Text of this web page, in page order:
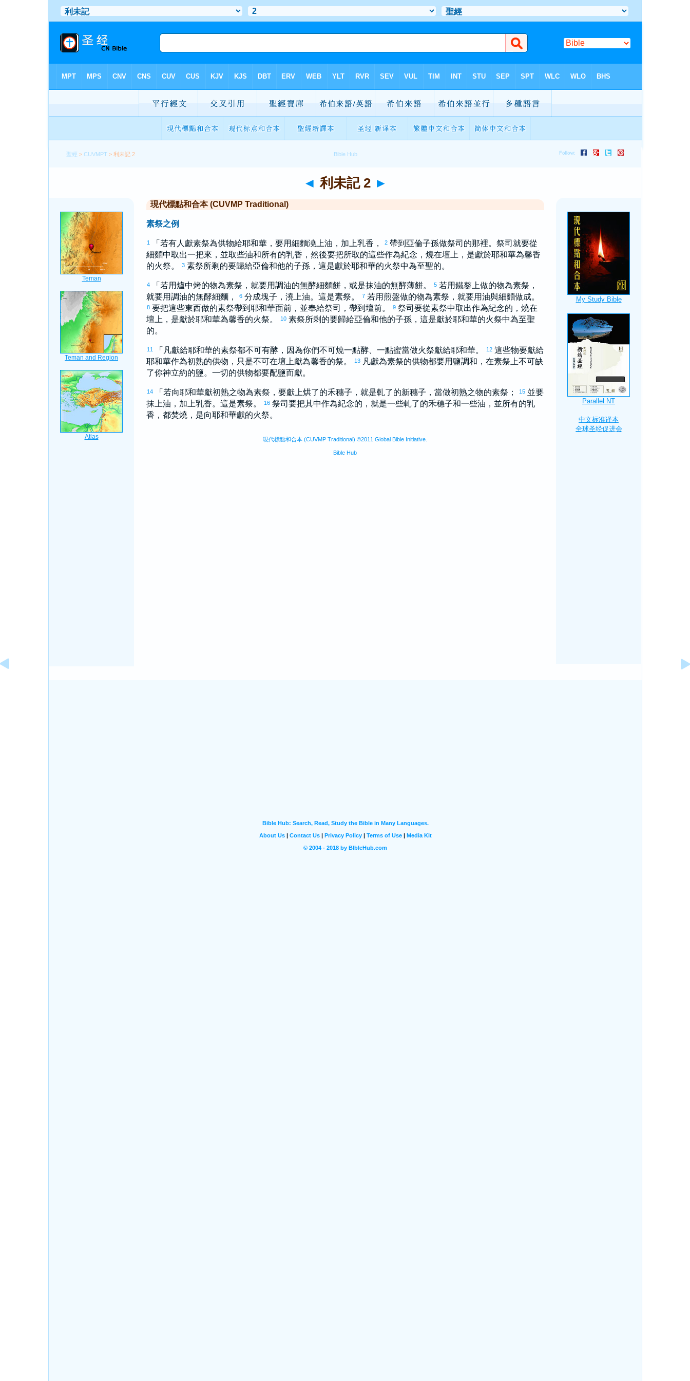
聖經 >CUVMPT > 利未記 2
◄ 利未記 2 ►
現代標點和合本 (CUVMP Traditional)
素祭之例
1 「若有人獻素祭為供物給耶和華，要用細麵澆上油，加上乳香， 2 帶到 亞倫子孫做祭司的那裡。祭司就要從
細麵中取出一把來，並取些油和所有的乳香，然後要把所取的這些作為紀念，燒在壇上，是獻於耶和華為馨香
的火祭。
3 素祭所剩的要歸給亞倫和他的子孫，這是獻於耶和華的火祭中為至聖的。
4 「若用爐中烤的物為素祭，就要用調油的無酵細麵餅，或是抹油的無酵薄餅。 5 若用鐵鏊上做的物為素祭，
就要用調油的無酵細麵，
6 分成塊子，澆上油。這是素祭。 7 若用煎盤做的物為素祭，就要用油與細麵做成。
8 要把這些東西做的素祭帶到耶和華面前，並奉給祭司，帶到壇前。 9 祭司要從素祭中取出作為紀念的，燒在
壇上，是獻於耶和華為馨香的火祭。
10 素祭所剩的要歸給亞倫和他的子孫，這是獻於耶和華的火祭中為至聖
的。
11 「凡獻給耶和華的素祭都不可有酵，因為你們不可燒一點酵、一點蜜當做火祭獻給耶和華。 12 這些物要獻給
耶和華作為初熟的供物，只是不可在壇上獻為馨香的祭。
13 凡獻為素祭的供物都要用鹽調和，在素祭上不可缺
了你神立約的鹽。一切的供物都要配鹽而獻。
14 「若向耶和華獻初熟之物為素祭，要獻上烘了的禾穗子，就是軋了的新穗子，當做初熟之物的素祭； 15 並要
抹上油，加上乳香。這是素祭。
16 祭司要把其中作為紀念的，就是一些軋了的禾穗子和一些油，並所有的乳
香，都焚燒，是向耶和華獻的火祭。
現代標點和合本 (CUVMP Traditional) ©2011 Global Bible Initiative.
Bible Hub